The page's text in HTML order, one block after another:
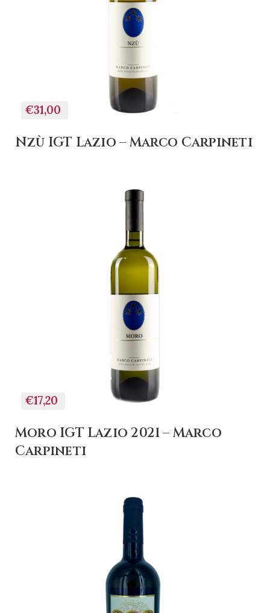
€31,00
CARRELLO
Nzù IGT Lazio – Marco Carpineti
€17,20
+ AGGIUNGI AL
CARRELLO
Moro IGT Lazio 2021 – Marco
Carpineti